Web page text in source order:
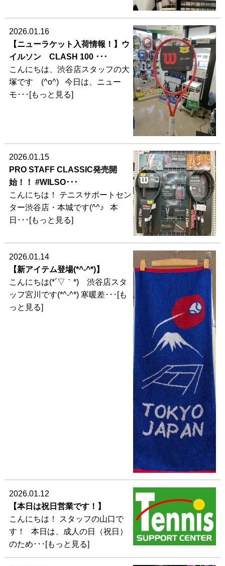
2026.01.16
【ニューラケット入荷情報！】ウ
イルソン CLASH 100 ･･･
こんにちは、渋谷店スタッフの大
塚です (^o^) 今日は、ニュー
モ･･･[もっと見る]
2026.01.15
PRO STAFF CLASSIC発売開
始！！ #WILSO･･･
こんにちは！ テニスサポートセン
ター渋谷店・本城です(^^♪ 本
日･･･[もっと見る]
2026.01.14
【新アイテム登場(*^-^*)】
こんにちは(*´▽｀*) 渋谷店スタ
ッフ宮川です(*^-^*) 寒暖差･･･[も
っと見る]
2026.01.12
【本日は祝日営業です！】
こんにちは！ スタッフの山口で
す！ 本日は、成人の日（祝日）
のため･･･[もっと見る]